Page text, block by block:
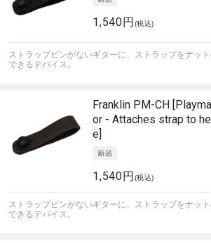
1,540円 (税込)
ストラップピンがないギターに、ストラップをナッ
できるデバイス。
Franklin PM-CH
or - Attaches strap to
e]
1,540円 (税込)
ストラップピンがないギターに、ストラップをナッ
できるデバイス。